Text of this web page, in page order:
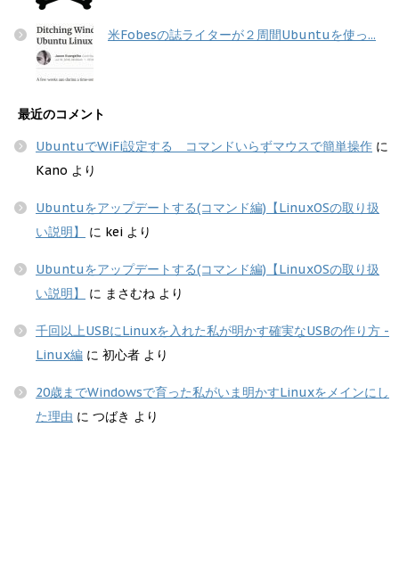
米Fobesの誌ライターが２周間Ubuntuを使っ...
最近のコメント
UbuntuでWiFi設定する コマンドいらずマウスで簡単操作 に
Kano より
Ubuntuをアップデートする(コマンド編)【LinuxOSの取り扱
い説明】
に kei より
Ubuntuをアップデートする(コマンド編)【LinuxOSの取り扱
い説明】
に まさむね より
千回以上USBにLinuxを入れた私が明かす確実なUSBの作り方 -
Linux編 に 初心者 より
20歳までWindowsで育った私がいま明かすLinuxをメインにし
た理由 に つばき より